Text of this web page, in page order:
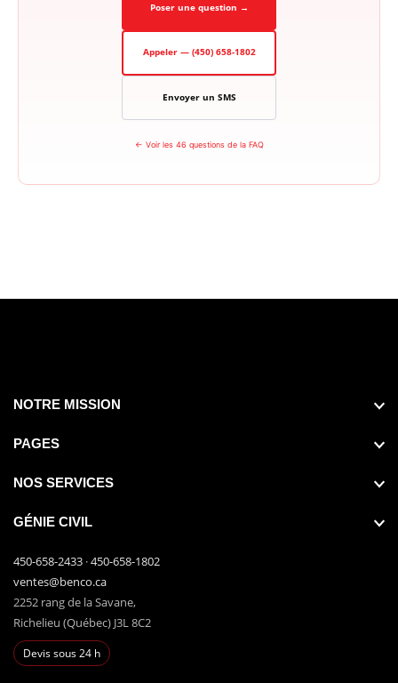
Poser une question →
Appeler — (450) 658-1802
Envoyer un SMS
← Voir les 46 questions de la FAQ
NOTRE MISSION
PAGES
NOS SERVICES
GÉNIE CIVIL
450-658-2433 ·450-658-1802
ventes@benco.ca
2252 rang de la Savane,
Richelieu (Québec) J3L 8C2
Devis sous 24 h